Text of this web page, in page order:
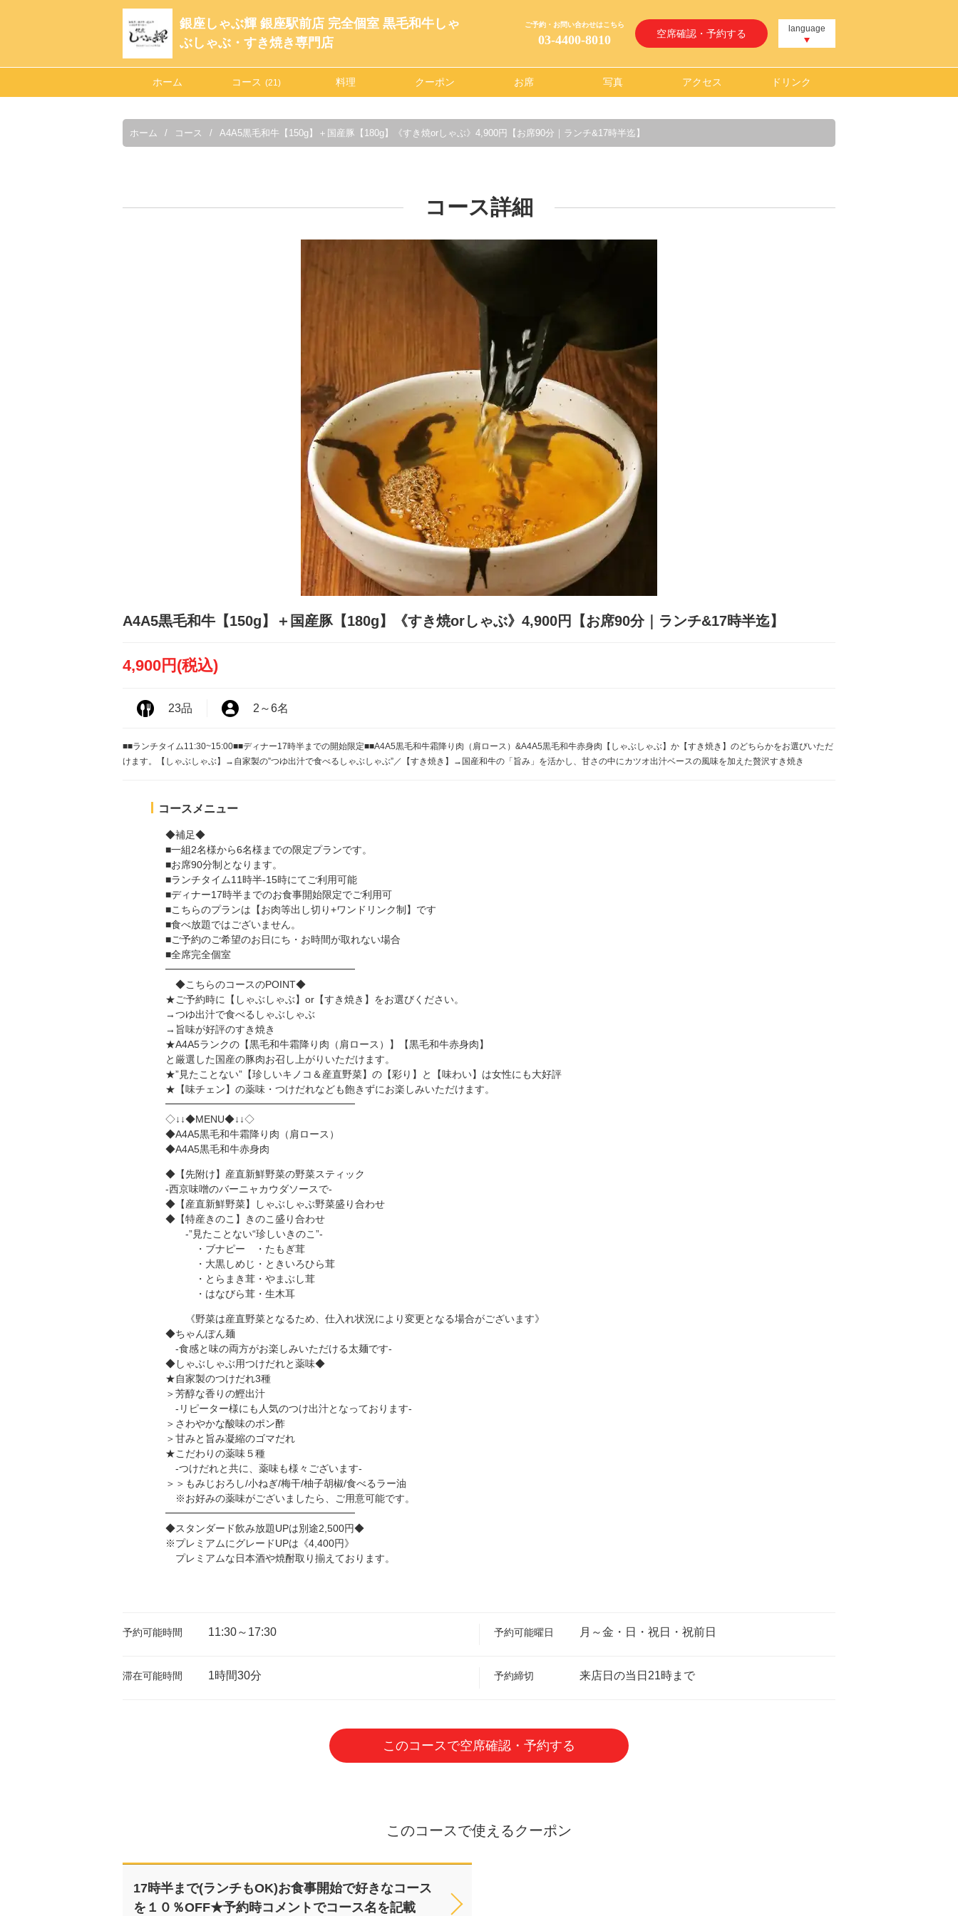
銀座しゃぶ輝 銀座駅前店 完全個室 黒毛和牛しゃ
ぶしゃぶ・すき焼き専門店
ご予約・お問い合わせはこちら
03-4400-8010 空席確認・予約する language
ホーム コース (21) 料理 クーポン お席 写真 アクセス ドリンク
ホーム コース A4A5黒毛和牛【150g】＋国産豚【180g】《すき焼orしゃぶ》4,900円【お席90分｜ランチ&17時半迄】
コース詳細
A4A5黒毛和牛【150g】＋国産豚【180g】《すき焼orしゃぶ》4,900円【お席90分｜ランチ&17時半迄】
4,900円 (税込)
23品 2 ～6名
■■ランチタイム11:30~15:00■■ディナー17時半までの開始限定■■A4A5黒毛和牛霜降り肉（肩ロース）&A4A5黒毛和牛赤身肉【しゃぶしゃぶ】か【すき焼き】のどちらかをお選びいただ
けます。【しゃぶしゃぶ】→自家製の”つゆ出汁で食べるしゃぶしゃぶ”／【すき焼き】→国産和牛の「旨み」を活かし、甘さの中にカツオ出汁ベースの風味を加えた贅沢すき焼き
コースメニュー
◆補足◆
■一組2名様から6名様までの限定プランです。
■お席90分制となります。
■ランチタイム11時半-15時にてご利用可能
■ディナー17時半までのお食事開始限定でご利用可
■こちらのプランは【お肉等出し切り+ワンドリンク制】です
■食べ放題ではございません。
■ご予約のご希望のお日にち・お時間が取れない場合
■全席完全個室
━━━━━━━━━━━━━━━━━━━
◆こちらのコースのPOINT◆
★ご予約時に【しゃぶしゃぶ】or【すき焼き】をお選びください。
→つゆ出汁で食べるしゃぶしゃぶ
→旨味が好評のすき焼き
★A4A5ランクの【黒毛和牛霜降り肉（肩ロース）】【黒毛和牛赤身肉】
と厳選した国産の豚肉お召し上がりいただけます。
★”見たことない”【珍しいキノコ＆産直野菜】の【彩り】と【味わい】は女性にも大好評
★【味チェン】の薬味・つけだれなども飽きずにお楽しみいただけます。
━━━━━━━━━━━━━━━━━━━
◇↓↓◆MENU◆↓↓◇
◆A4A5黒毛和牛霜降り肉（肩ロース）
◆A4A5黒毛和牛赤身肉
◆【先附け】産直新鮮野菜の野菜スティック
-西京味噌のバーニャカウダソースで-
◆【産直新鮮野菜】しゃぶしゃぶ野菜盛り合わせ
◆【特産きのこ】きのこ盛り合わせ
-”見たことない“珍しいきのこ”-
・ブナピー ・たもぎ茸
・大黒しめじ・ときいろひら茸
・とらまき茸・やまぶし茸
・はなびら茸・生木耳
《野菜は産直野菜となるため、仕入れ状況により変更となる場合がございます》
◆ちゃんぽん麺
-食感と味の両方がお楽しみいただける太麺です-
◆しゃぶしゃぶ用つけだれと薬味◆
★自家製のつけだれ3種
＞芳醇な香りの鰹出汁
-リピーター様にも人気のつけ出汁となっております-
＞さわやかな酸味のポン酢
＞甘みと旨み凝縮のゴマだれ
★こだわりの薬味５種
-つけだれと共に、薬味も様々ございます-
＞＞もみじおろし/小ねぎ/梅干/柚子胡椒/食べるラー油
※お好みの薬味がございましたら、ご用意可能です。
━━━━━━━━━━━━━━━━━━━
◆スタンダード飲み放題UPは別途2,500円◆
※プレミアムにグレードUPは《4,400円》
プレミアムな日本酒や焼酎取り揃えております。
予約可能時間 11:30～17:30 予約可能曜日 月～金・日・祝日・祝前日
滞在可能時間 1時間30分 予約締切 来店日の当日21時まで
このコースで空席確認・予約する
このコースで使えるクーポン
17時半まで(ランチもOK)お食事開始で好きなコース
を１０％OFF★予約時コメントでコース名を記載